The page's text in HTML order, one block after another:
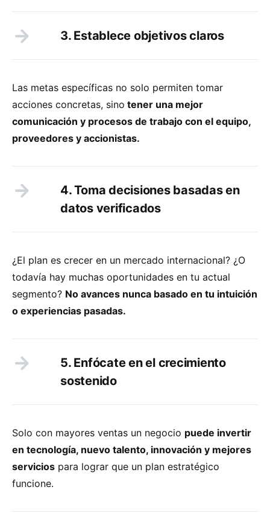
3. Establece objetivos claros
Las metas específicas no solo permiten tomar
acciones concretas, sino tener una mejor
comunicación y procesos de trabajo con el equipo,
proveedores y accionistas.
4. Toma decisiones basadas en
datos verificados
¿El plan es crecer en un mercado internacional? ¿O
todavía hay muchas oportunidades en tu actual
segmento? No avances nunca basado en tu intuición
o experiencias pasadas.
5. Enfócate en el crecimiento
sostenido
Solo con mayores ventas un negocio puede invertir
en tecnología, nuevo talento, innovación y mejores
servicios para lograr que un plan estratégico
funcione.